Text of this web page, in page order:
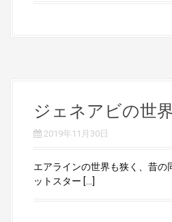
ジェネアビの世
2019年11月30日
エアラインの世界も狭く、昔の
ットスター […]